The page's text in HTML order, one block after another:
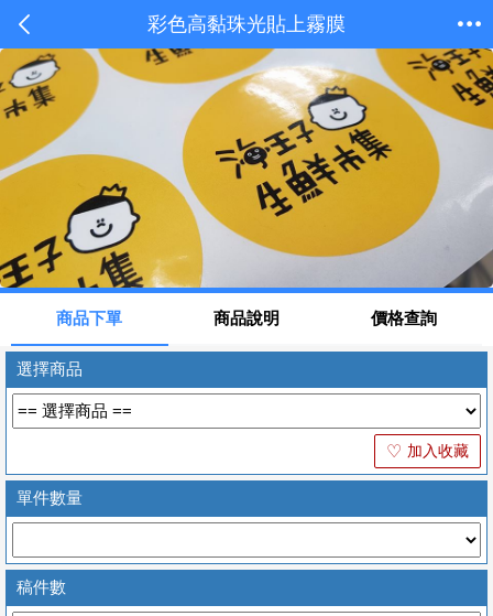
彩色高黏珠光貼上霧膜
商品下單 商品說明 價格查詢
選擇商品
♡ 加入收藏
單件數量
稿件數